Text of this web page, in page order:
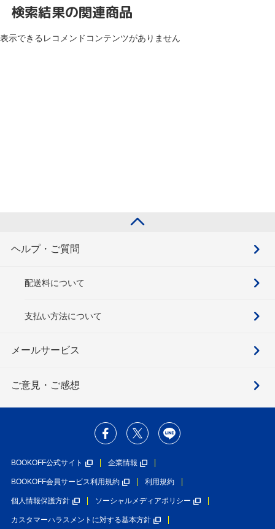
検索結果の関連商品
表示できるレコメンドコンテンツがありません
ヘルプ・ご質問
配送料について
支払い方法について
メールサービス
ご意見・ご感想
BOOKOFF公式サイト 企業情報
BOOKOFF会員サービス利用規約 利用規約
個人情報保護方針 ソーシャルメディアポリシー
カスタマーハラスメントに対する基本方針